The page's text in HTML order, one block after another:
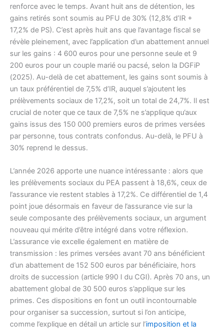
renforce avec le temps. Avant huit ans de détention, les
gains retirés sont soumis au PFU de 30% (12,8% d’IR +
17,2% de PS). C’est après huit ans que l’avantage fiscal se
révèle pleinement, avec l’application d’un abattement annuel
sur les gains : 4 600 euros pour une personne seule et 9
200 euros pour un couple marié ou pacsé, selon la DGFiP
(2025). Au-delà de cet abattement, les gains sont soumis à
un taux préférentiel de 7,5% d’IR, auquel s’ajoutent les
prélèvements sociaux de 17,2%, soit un total de 24,7%. Il est
crucial de noter que ce taux de 7,5% ne s’applique qu’aux
gains issus des 150 000 premiers euros de primes versées
par personne, tous contrats confondus. Au-delà, le PFU à
30% reprend le dessus.
L’année 2026 apporte une nuance intéressante : alors que
les prélèvements sociaux du PEA passent à 18,6%, ceux de
l’assurance vie restent stables à 17,2%. Ce différentiel de 1,4
point joue désormais en faveur de l’assurance vie sur la
seule composante des prélèvements sociaux, un argument
nouveau qui mérite d’être intégré dans votre réflexion.
L’assurance vie excelle également en matière de
transmission : les primes versées avant 70 ans bénéficient
d’un abattement de 152 500 euros par bénéficiaire, hors
droits de succession (article 990 I du CGI). Après 70 ans, un
abattement global de 30 500 euros s’applique sur les
primes. Ces dispositions en font un outil incontournable
pour organiser sa succession, surtout si l’on anticipe,
comme l’explique en détail un article sur l’imposition et la